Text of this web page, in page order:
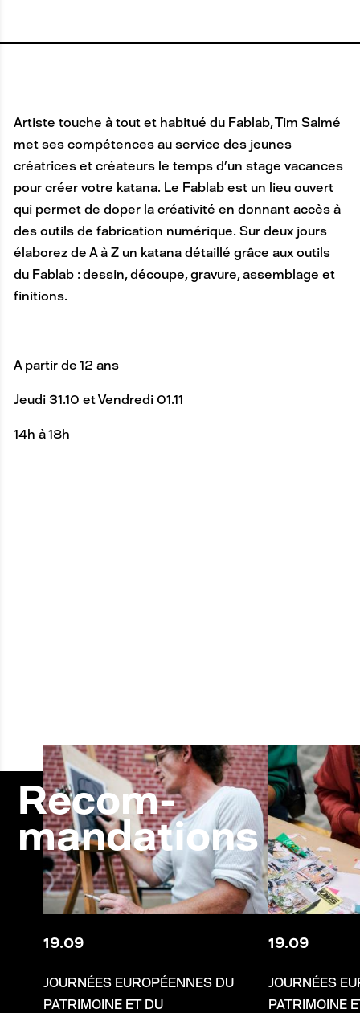
Artiste touche à tout et habitué du Fablab, Tim Salmé
met ses compétences au service des jeunes
créatrices et créateurs le temps d’un stage vacances
pour créer votre katana. Le Fablab est un lieu ouvert
qui permet de doper la créativité en donnant accès à
des outils de fabrication numérique. Sur deux jours
élaborez de A à Z un katana détaillé grâce aux outils
du Fablab : dessin, découpe, gravure, assemblage et
finitions.
A partir de 12 ans
Jeudi 31.10 et Vendredi 01.11
14h à 18h
Recom-
mandations
19.09
JOURNÉES EUROPÉENNES DU
PATRIMOINE ET DU
19.09
JOURNÉES
PATRIMOINE